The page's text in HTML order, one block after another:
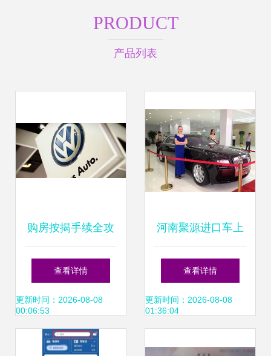
PRODUCT
产品列表
购房按揭手续全攻
略 所需电话和地址
一览
查看详情
更新时间：2026-08-08
00:06:53
河南聚源进口车上
牌全攻略 流程、注
意事项与常见问题
查看详情
更新时间：2026-08-08
01:36:04